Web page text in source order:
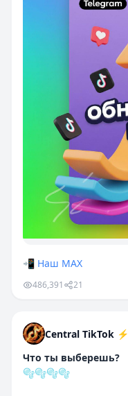
📲 Наш MAX
486,391 21
Central TikTok ⚡️
Что ты выберешь?
🫧🫧🫧🫧